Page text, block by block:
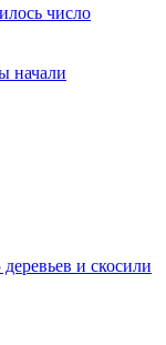
число
начали
и скосили